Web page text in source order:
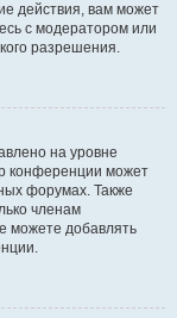
действия, вам может
с модератором или
разрешения.
на уровне
конференции может
форумах. Также
членам
можете добавлять